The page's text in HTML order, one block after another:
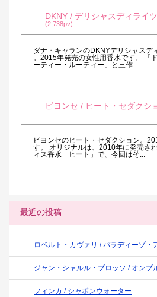
DKNY / デリシャスディライ
(2,738pv)
ダナ・キャランのDKNYデリシャスデ
。2015年発売の女性用香水です。 「
ーティー・ルーティー」と三作...
ビヨンセ / ヒート・セダクシ
ビヨンセのヒート・セダクション。
す。 オリジナルは、2010年に発売さ
ィス香水「ヒート」で、今回はそ...
最近の投稿
ロベルト・カヴァリ / パラディーゾ・
ジャン・シャルル・ブロッソ / オンブ
フィンカ / シャボンウォーター